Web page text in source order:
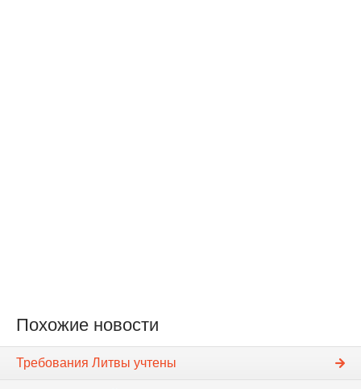
Похожие новости
Требования Литвы учтены